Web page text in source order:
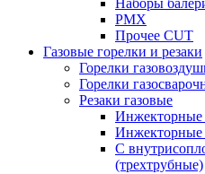
PMX
Прочее CUT
Газовые горелки и резаки
Горелки
Горелки
Резаки газовые
Инжекторные
Инжекторные
С
(трехтрубные)